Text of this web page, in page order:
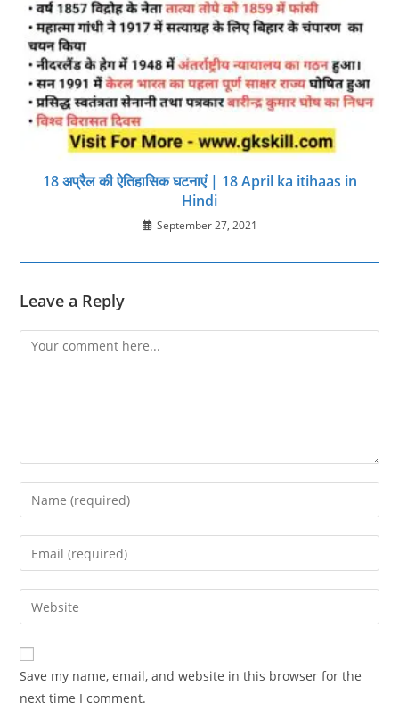
18 अप्रैल की ऐतिहासिक घटनाएं | 18 April ka itihaas in
Hindi
September 27, 2021
Leave a Reply
Comment
Enter
your
name
comment
Enter
your
email
address
comment
Enter
your
website
URL
(optional)
Save my name, email, and website in this browser for the
next time I comment.